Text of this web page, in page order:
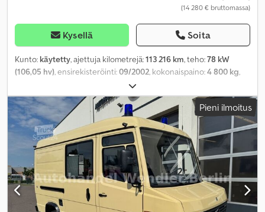
(14 280 € bruttomassa)
Kysellä Soita
Kunto: käytetty, ajettuja kilometrejä:113 216 km, teho:78 kW
(106,05 hv), ensirekisteröinti:09/2002, kokonaispaino:4 800 kg,
mekaaninen
mm, kokonaisleveys:1 590 mm, kokonaiskorkeus:2 370 mm,
istuimien määrä:5 , Varusteet:neliveto Pieni ilmoitus